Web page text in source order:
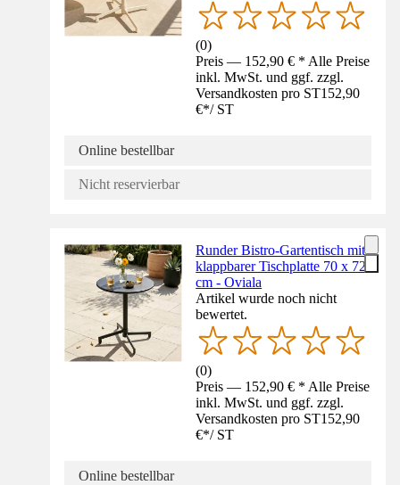
(0)
Preis — 152,90 € * Alle Preise
inkl. MwSt. und ggf. zzgl.
Versandkosten pro ST152,90
€*/ ST
Online bestellbar
Nicht reservierbar
Runder Bistro-Gartentisch mit
klappbarer Tischplatte 70 x 72
cm - Oviala
Artikel wurde noch nicht
bewertet.
(0)
Preis — 152,90 € * Alle Preise
inkl. MwSt. und ggf. zzgl.
Versandkosten pro ST152,90
€*/ ST
Online bestellbar